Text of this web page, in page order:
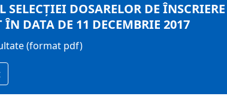
SELECŢIEI DOSARELOR DE
DATA DE 11 DECEMBRIE 2017
(format pdf)